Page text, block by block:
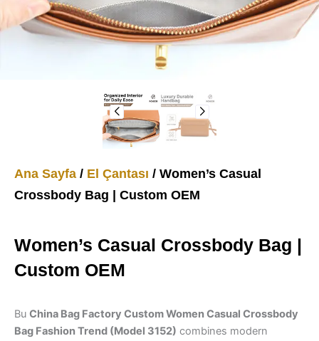
Ana Sayfa / El Çantası / Women’s Casual
Crossbody Bag | Custom OEM
Women’s Casual Crossbody Bag |
Custom OEM
Bu China Bag Factory Custom Women Casual Crossbody
Bag Fashion Trend (Model 3152) combines modern